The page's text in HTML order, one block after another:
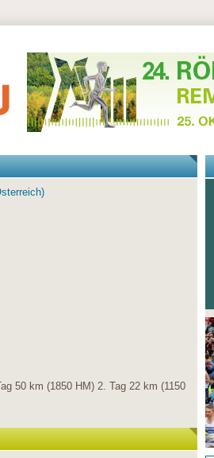
50 km (1850 HM) 2. Tag 22 km (1150